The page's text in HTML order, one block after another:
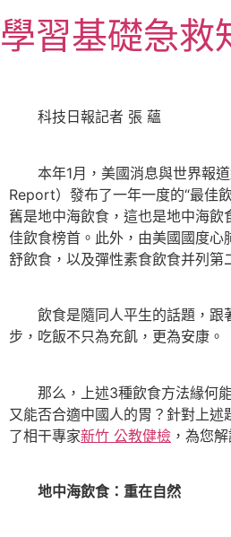
至
主
學習基礎急救
科技日報記者 張 蘊
本年1月，美國消息與世界報道
Report）發布了一年一度的“最佳
舊是地中海飲食，這也是地中海飲
佳飲食榜首。此外，由美國國度心
舒飲食，以及彈性素食飲食并列第
飲食是隨同人平生的話題，跟
步，吃飯不只為充飢，更為安康。
那么，上述3種飲食方法緣何能
又能否合適中國人的胃？針對上述
了相干專家新竹 公教健檢 ，為您
地中海飲食：重在自然